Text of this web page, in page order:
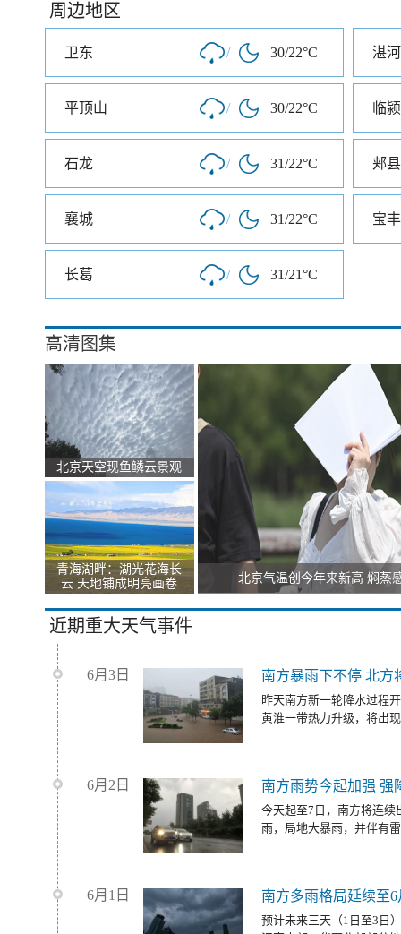
周边地区
卫东 / 30/22°C 湛河
平顶山 / 30/22°C 临颍
石龙 / 31/22°C 郏县
襄城 / 31/22°C 宝丰
长葛 / 31/21°C
高清图集
北京天空现鱼鳞云景观
青海湖畔：湖光花海长
云 天地铺成明亮画卷
北京气温创今年来新高 焖蒸
近期重大天气事件
6月3日 南方暴雨下不停 北方
昨天南方新一轮降水过程
黄淮一带热力升级，将出
6月2日 南方雨势今起加强 强
今天起至7日，南方将连续
雨，局地大暴雨，并伴有
6月1日 南方多雨格局延续至
预计未来三天（1日至3日